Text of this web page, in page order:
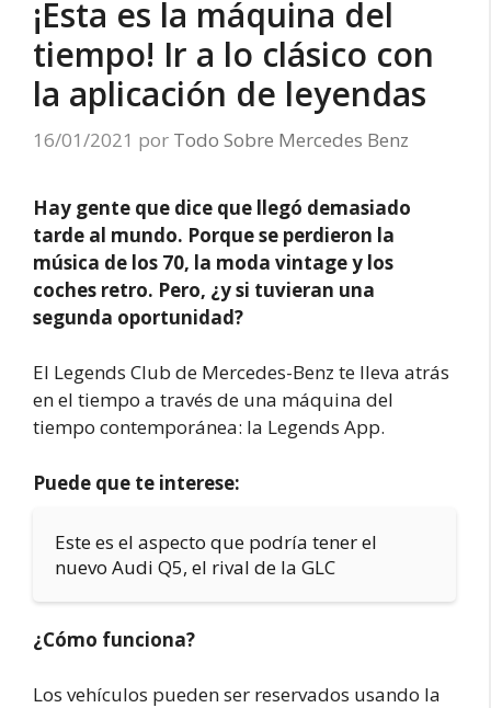
¡Esta es la máquina del
tiempo! Ir a lo clásico con
la aplicación de leyendas
16/01/2021 por Todo Sobre Mercedes Benz
Hay gente que dice que llegó demasiado
tarde al mundo. Porque se perdieron la
música de los 70, la moda vintage y los
coches retro. Pero, ¿y si tuvieran una
segunda oportunidad?
El Legends Club de Mercedes-Benz te lleva atrás
en el tiempo a través de una máquina del
tiempo contemporánea: la Legends App.
Puede que te interese:
Este es el aspecto que podría tener el
nuevo Audi Q5, el rival de la GLC
¿Cómo funciona?
Los vehículos pueden ser reservados usando la